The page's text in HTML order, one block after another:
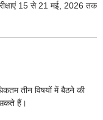
15 से 21 मई, 2026 तक
तीन विषयों में बैठने की
हैं।